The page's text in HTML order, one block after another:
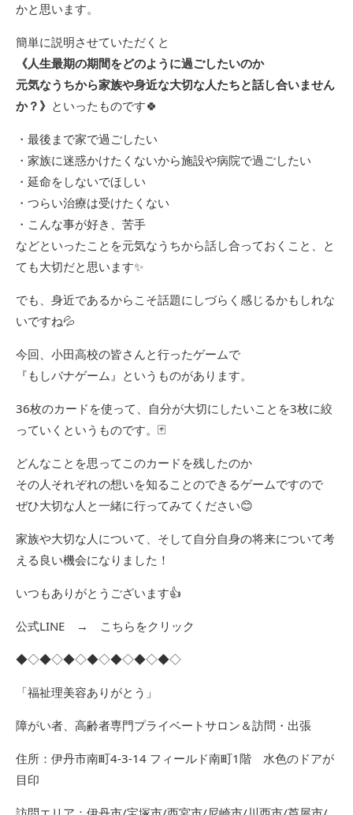
かと思います。
簡単に説明させていただくと
《人生最期の期間をどのように過ごしたいのか
元気なうちから家族や身近な大切な人たちと話し合いません
か？》 といったものです🍀
・最後まで家で過ごしたい
・家族に迷惑かけたくないから施設や病院で過ごしたい
・延命をしないでほしい
・つらい治療は受けたくない
・こんな事が好き、苦手
などといったことを元気なうちから話し合っておくこと、と
ても大切だと思います✨
でも、身近であるからこそ話題にしづらく感じるかもしれな
いですね💦
今回、小田高校の皆さんと行ったゲームで
『もしバナゲーム』というものがあります。
36枚のカードを使って、自分が大切にしたいことを3枚に絞
っていくというものです。🃏
どんなことを思ってこのカードを残したのか
その人それぞれの想いを知ることのできるゲームですので
ぜひ大切な人と一緒に行ってみてください😊
家族や大切な人について、そして自分自身の将来について考
える良い機会になりました！
いつもありがとうございます👍
公式LINE → こちらをクリック
◆◇◆◇◆◇◆◇◆◇◆◇◆◇
「福祉理美容ありがとう」
障がい者、高齢者専門プライベートサロン＆訪問・出張
住所：伊丹市南町4-3-14 フィールド南町1階 水色のドアが
目印